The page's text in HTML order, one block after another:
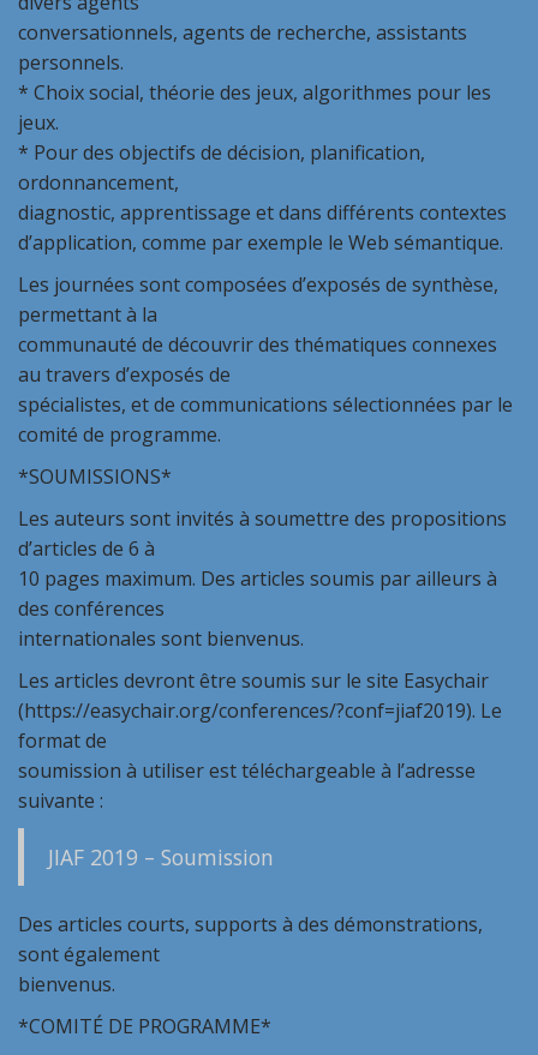
conversationnels, agents de recherche, assistants
personnels.
* Choix social, théorie des jeux, algorithmes pour les
jeux.
* Pour des objectifs de décision, planification,
ordonnancement,
diagnostic, apprentissage et dans différents contextes
d’application, comme par exemple le Web sémantique.
Les journées sont composées d’exposés de synthèse,
permettant à la
communauté de découvrir des thématiques connexes
au travers d’exposés de
spécialistes, et de communications sélectionnées par le
comité de programme.
*SOUMISSIONS*
Les auteurs sont invités à soumettre des propositions
d’articles de 6 à
10 pages maximum. Des articles soumis par ailleurs à
des conférences
internationales sont bienvenus.
Les articles devront être soumis sur le site Easychair
(https://easychair.org/conferences/?conf=jiaf2019). Le
format de
soumission à utiliser est téléchargeable à l’adresse
suivante :
JIAF 2019 – Soumission
Des articles courts, supports à des démonstrations,
sont également
bienvenus.
*COMITÉ DE PROGRAMME*